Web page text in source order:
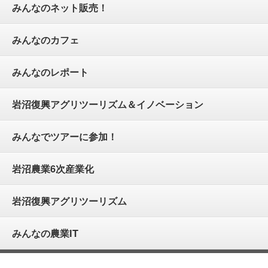
みんなのネット販売！
みんなのカフェ
みんなのレポート
岩沼復興アグリツーリズム＆イノベーション
みんなでツアーに参加！
岩沼農業6次産業化
岩沼復興アグリツーリズム
みんなの農業IT